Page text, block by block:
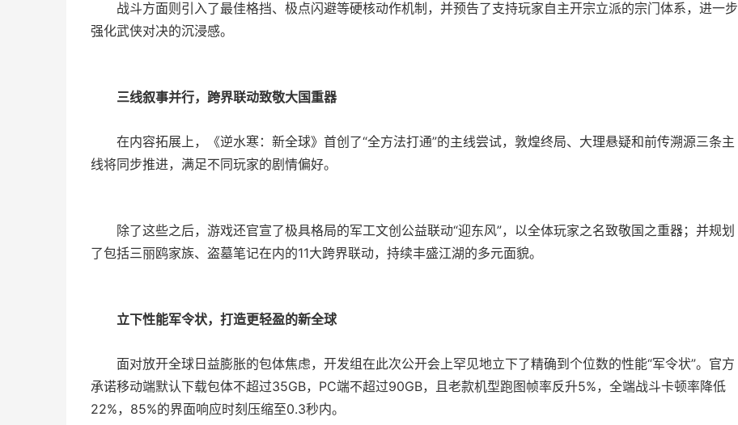
战斗方面则引入了最佳格挡、极点闪避等硬核动作机制，并预告了支持玩家自主开宗立派的宗门体系，进一步
强化武侠对决的沉浸感。
三线叙事并行，跨界联动致敬大国重器
在内容拓展上，《逆水寒：新全球》首创了“全方法打通”的主线尝试，敦煌终局、大理悬疑和前传溯源三条主
线将同步推进，满足不同玩家的剧情偏好。
除了这些之后，游戏还官宣了极具格局的军工文创公益联动“迎东风”，以全体玩家之名致敬国之重器；并规划
了包括三丽鸥家族、盗墓笔记在内的11大跨界联动，持续丰盛江湖的多元面貌。
立下性能军令状，打造更轻盈的新全球
面对放开全球日益膨胀的包体焦虑，开发组在此次公开会上罕见地立下了精确到个位数的性能“军令状”。官方
承诺移动端默认下载包体不超过35GB，PC端不超过90GB，且老款机型跑图帧率反升5%，全端战斗卡顿率降低
22%，85%的界面响应时刻压缩至0.3秒内。